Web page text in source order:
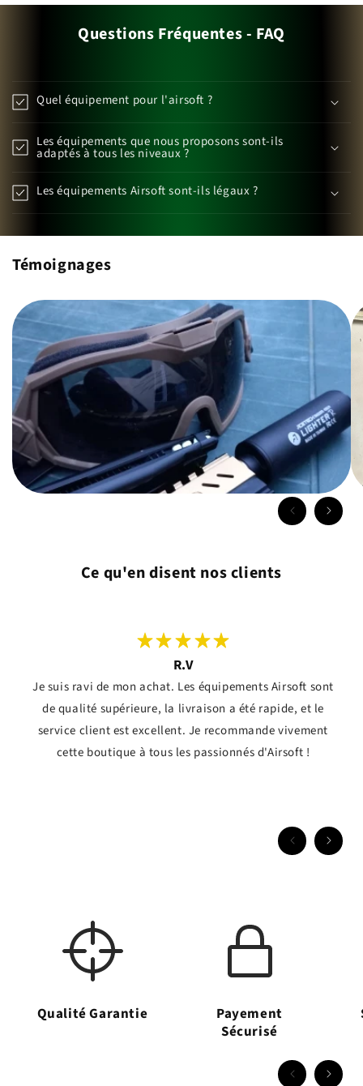
Questions Fréquentes - FAQ
Quel équipement pour l'airsoft ?
Les équipements que nous proposons sont-ils
adaptés à tous les niveaux ?
Les équipements Airsoft sont-ils légaux ?
Témoignages
Ce qu'en disent nos clients
R.V
Je suis ravi de mon achat. Les équipements Airsoft sont
de qualité supérieure, la livraison a été rapide, et le
service client est excellent. Je recommande vivement
cette boutique à tous les passionnés d'Airsoft !
Qualité Garantie
Payement
Sécurisé